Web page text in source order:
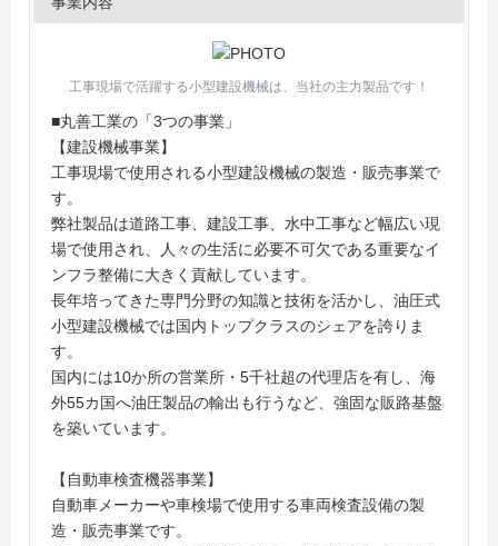
工事現場で活躍する小型建設機械は、当社の主力製品です！
■丸善工業の「3つの事業」
【建設機械事業】
工事現場で使用される小型建設機械の製造・販売事業で
す。
弊社製品は道路工事、建設工事、水中工事など幅広い現
場で使用され、人々の生活に必要不可欠である重要なイ
ンフラ整備に大きく貢献しています。
長年培ってきた専門分野の知識と技術を活かし、油圧式
小型建設機械では国内トップクラスのシェアを誇りま
す。
国内には10か所の営業所・5千社超の代理店を有し、海
外55カ国へ油圧製品の輸出も行うなど、強固な販路基盤
を築いています。
【自動車検査機器事業】
自動車メーカーや車検場で使用する車両検査設備の製
造・販売事業です。